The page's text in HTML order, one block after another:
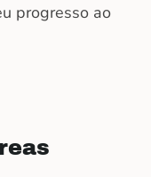
progresso ao